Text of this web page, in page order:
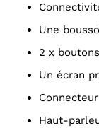
Une
2 x
Un écran
Haut-